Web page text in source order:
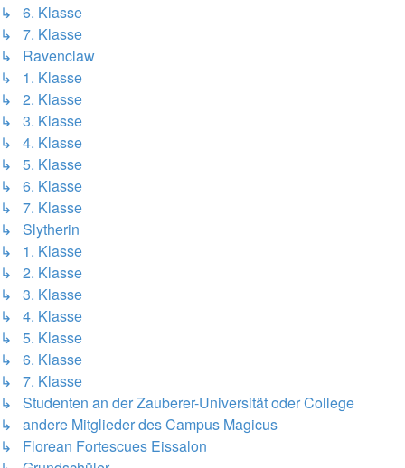
↳ 6. Klasse
↳ 7. Klasse
↳ Ravenclaw
↳ 1. Klasse
↳ 2. Klasse
↳ 3. Klasse
↳ 4. Klasse
↳ 5. Klasse
↳ 6. Klasse
↳ 7. Klasse
↳ Slytherin
↳ 1. Klasse
↳ 2. Klasse
↳ 3. Klasse
↳ 4. Klasse
↳ 5. Klasse
↳ 6. Klasse
↳ 7. Klasse
↳ Studenten an der Zauberer-Universität oder College
↳ andere Mitglieder des Campus Magicus
↳ Florean Fortescues Eissalon